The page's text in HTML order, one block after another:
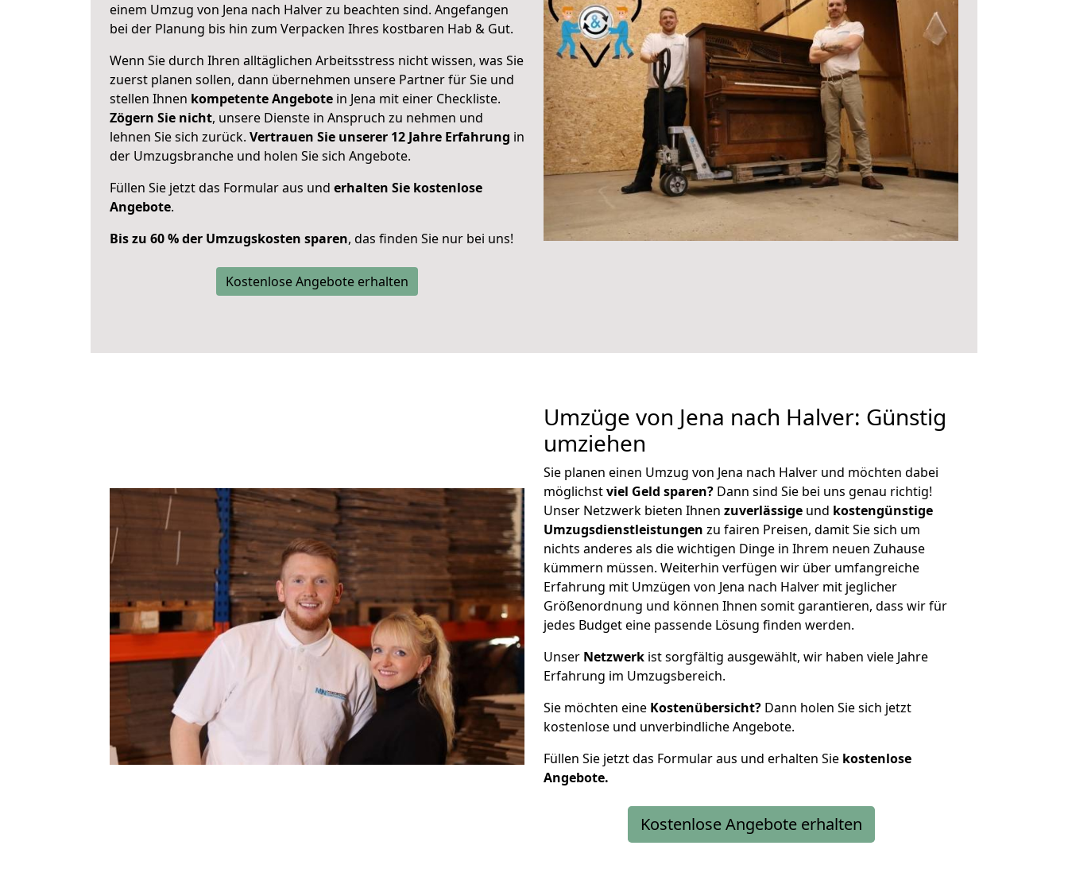
einem Umzug von Jena nach Halver zu beachten sind. Angefangen
bei der Planung bis hin zum Verpacken Ihres kostbaren Hab & Gut.
Wenn Sie durch Ihren alltäglichen Arbeitsstress nicht wissen, was Sie
zuerst planen sollen, dann übernehmen unsere Partner für Sie und
stellen Ihnen kompetente Angebote in Jena mit einer Checkliste.
Zögern Sie nicht, unsere Dienste in Anspruch zu nehmen und
lehnen Sie sich zurück. Vertrauen Sie unserer 12 Jahre Erfahrung in
der Umzugsbranche und holen Sie sich Angebote.
Füllen Sie jetzt das Formular aus und erhalten Sie kostenlose
Angebote.
Bis zu 60 % der Umzugskosten sparen, das finden Sie nur bei uns!
Kostenlose Angebote erhalten
Umzüge von Jena nach Halver: Günstig
umziehen
Sie planen einen Umzug von Jena nach Halver und möchten dabei
möglichstviel Geld sparen? Dann sind Sie bei uns genau richtig!
Unser Netzwerk bieten Ihnen zuverlässige und kostengünstige
Umzugsdienstleistungen zu fairen Preisen, damit Sie sich um
nichts anderes als die wichtigen Dinge in Ihrem neuen Zuhause
kümmern müssen. Weiterhin verfügen wir über umfangreiche
Erfahrung mit Umzügen von Jena nach Halver mit jeglicher
Größenordnung und können Ihnen somit garantieren, dass wir für
jedes Budget eine passende Lösung finden werden.
Unser Netzwerk ist sorgfältig ausgewählt, wir haben viele Jahre
Erfahrung im Umzugsbereich.
Sie möchten eine Kostenübersicht? Dann holen Sie sich jetzt
kostenlose und unverbindliche Angebote.
Füllen Sie jetzt das Formular aus und erhalten Sie kostenlose
Angebote.
Kostenlose Angebote erhalten